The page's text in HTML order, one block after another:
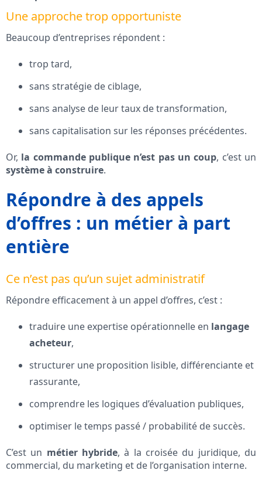
Une approche trop opportuniste
Beaucoup d’entreprises répondent :
trop tard,
sans stratégie de ciblage,
sans analyse de leur taux de transformation,
sans capitalisation sur les réponses précédentes.
Or, la commande publique n’est pas un coup, c’est un
système à construire.
Répondre à des appels
d’offres : un métier à part
entière
Ce n’est pas qu’un sujet administratif
Répondre efficacement à un appel d’offres, c’est :
traduire une expertise opérationnelle en langage
acheteur,
structurer une proposition lisible, différenciante et
rassurante,
comprendre les logiques d’évaluation publiques,
optimiser le temps passé / probabilité de succès.
C’est un métier hybride, à la croisée du juridique, du
commercial, du marketing et de l’organisation interne.